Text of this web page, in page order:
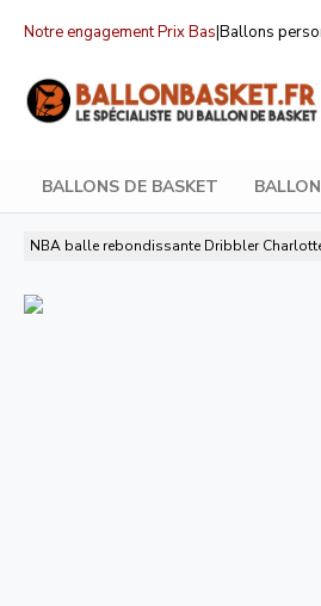
Notre engagement Prix Bas|Ballons
BALLONS DE BASKET
NBA balle rebondissante Dribbler